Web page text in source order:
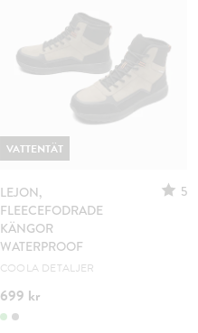
LEJON,
FLEECEFODRADE
KÄNGOR
WATERPROOF
5
COOLA DETALJER
699 kr
VATTENTÄT